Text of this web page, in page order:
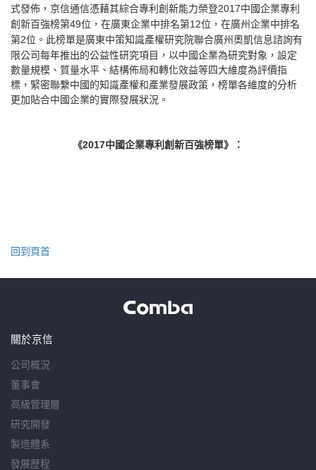
式發佈，京信通信憑藉其綜合專利創新能力榮登2017中國企業專利
創新百強榜第49位，在廣東企業中排名第12位，在廣州企業中排名
第2位。此榜單是廣東中策知識產權研究院聯合廣州奧凱信息諮詢有
限公司每年推出的公益性研究項目，以中國企業為研究對象，設定
數量規模、質量水平、結構佈局和轉化效益等四大維度為評價指
標，緊密聯繫中國的知識產權和產業發展政策，榜單各維度的分析
更加貼合中國企業的實際發展狀況。
《2017中國企業專利創新百強榜單》：
回到頁首
關於京信
公司概況
董事會
高級管理層
研究開發
製造體系
發展歷程